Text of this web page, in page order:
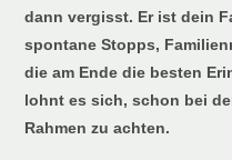
dann vergisst. Er ist dein
spontane Stopps,
die am Ende die besten
lohnt es sich, schon bei
Rahmen zu achten.